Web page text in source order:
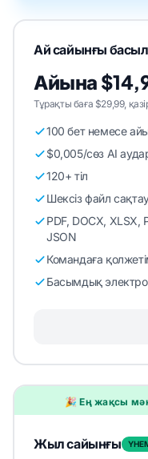
Ай сайынғы
Айына
Тұрақты баға $29,99,
100 бет немесе
$0,005/сөз AI
120+ тіл
Шексіз файл
PDF, DOCX, XLSX,
JSON
Командаға
Басымдық
🎉 Ең жақсы
Жыл сайынғы